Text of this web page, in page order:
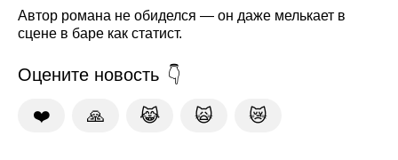
Автор романа не обиделся — он даже мелькает в
сцене в баре как статист.
Оцените новость
❤️ 🙏 😹 🙀 😿